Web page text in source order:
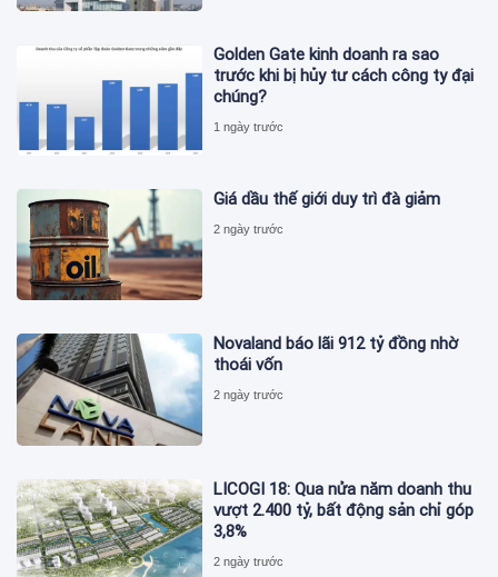
Golden Gate kinh doanh ra sao
trước khi bị hủy tư cách công ty đại
chúng?
1 ngày trước
Giá dầu thế giới duy trì đà giảm
2 ngày trước
Novaland báo lãi 912 tỷ đồng nhờ
thoái vốn
2 ngày trước
LICOGI 18: Qua nửa năm doanh thu
vượt 2.400 tỷ, bất động sản chỉ góp
3,8%
2 ngày trước